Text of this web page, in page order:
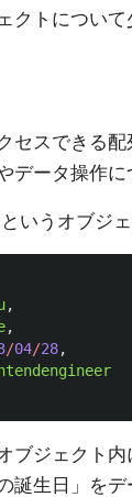
クトについて
セスできる配
データ操作
いうオブジ
,
,
/04/28,
ブジェクト
誕生日」を